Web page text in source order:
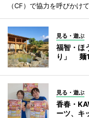
（CF）で協力を呼びかけて
見る・遊ぶ
福智・ほ
り」 麺1
見る・遊ぶ
香春・
ーツ、キ